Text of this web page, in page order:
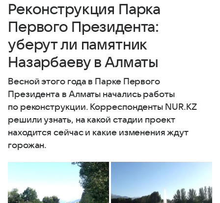
Реконструкция Парка
Первого Президента:
уберут ли памятник
Назарбаеву в Алматы
Весной этого года в Парке Первого
Президента в Алматы начались работы
по реконструкции. Корреспонденты NUR.KZ
решили узнать, на какой стадии проект
находится сейчас и какие изменения ждут
горожан.